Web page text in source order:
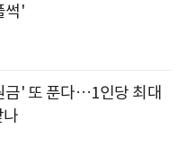
썩'
금' 또 푼다…1인당 최대